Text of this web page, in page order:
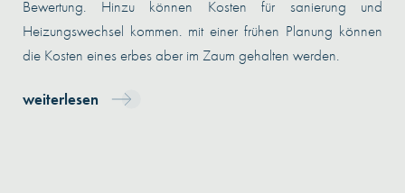
Bewertung. Hinzu können Kosten für sanierung und
Heizungswechsel kommen. mit einer frühen Planung können
die Kosten eines erbes aber im Zaum gehalten werden.
weiterlesen